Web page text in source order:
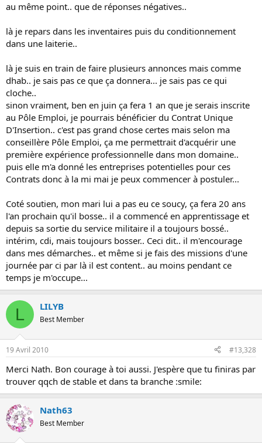
au même point.. que de réponses négatives..
là je repars dans les inventaires puis du conditionnement
dans une laiterie..
là je suis en train de faire plusieurs annonces mais comme
dhab.. je sais pas ce que ça donnera... je sais pas ce qui
cloche..
sinon vraiment, ben en juin ça fera 1 an que je serais inscrite
au Pôle Emploi, je pourrais bénéficier du Contrat Unique
D'Insertion.. c'est pas grand chose certes mais selon ma
conseillère Pôle Emploi, ça me permettrait d'acquérir une
première expérience professionnelle dans mon domaine..
puis elle m'a donné les entreprises potentielles pour ces
Contrats donc à la mi mai je peux commencer à postuler...
Coté soutien, mon mari lui a pas eu ce soucy, ça fera 20 ans
l'an prochain qu'il bosse.. il a commencé en apprentissage et
depuis sa sortie du service militaire il a toujours bossé..
intérim, cdi, mais toujours bosser.. Ceci dit.. il m'encourage
dans mes démarches.. et même si je fais des missions d'une
journée par ci par là il est content.. au moins pendant ce
temps je m'occupe...
L LILYB
Best Member
19 Avril 2010 #13,328
Merci Nath. Bon courage à toi aussi. J'espère que tu finiras par
trouver qqch de stable et dans ta branche :smile:
Nath63
Best Member